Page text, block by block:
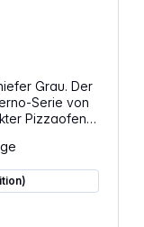
Grau. Der
Serie von
Pizzaofen,
Minuten